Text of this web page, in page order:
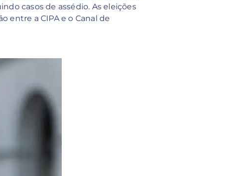
casos de assédio. As eleições
entre a CIPA e o Canal de